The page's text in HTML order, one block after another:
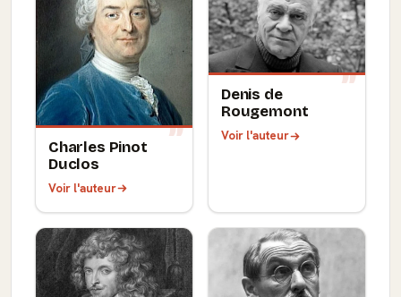
Charles Pinot
Duclos
Voir l'auteur
Denis de
Rougemont
Voir l'auteur